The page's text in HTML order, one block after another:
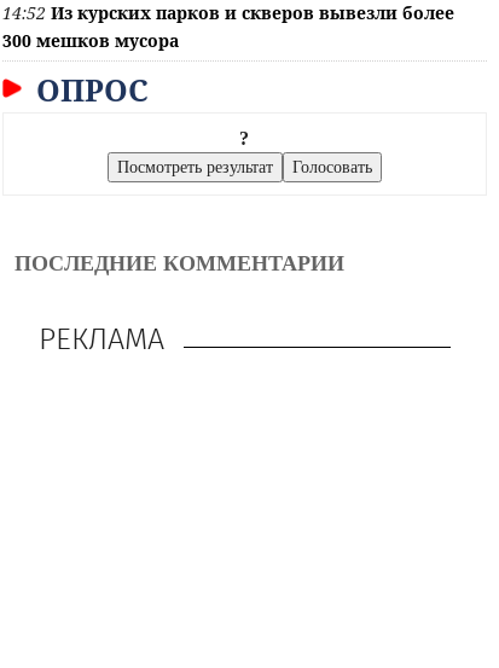
14:52 Из курских парков и скверов вывезли более
300 мешков мусора
ОПРОС
?
ПОСЛЕДНИЕ КОММЕНТАРИИ
РЕКЛАМА